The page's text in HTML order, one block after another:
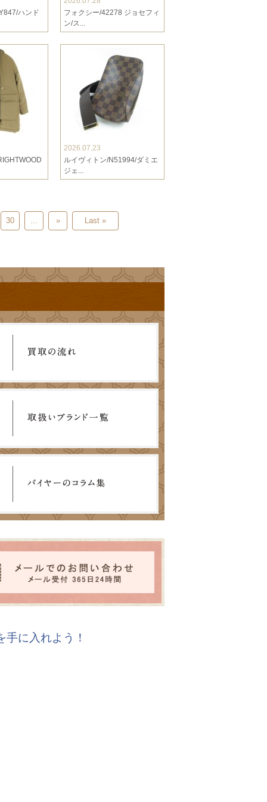
ハンド
フォクシー/42278 ジョセフィ
ン/ス...
2026.07.23
ルイヴィトン/N51994/ダミエ
ジェ...
30 ... » Last »
に入れよう！